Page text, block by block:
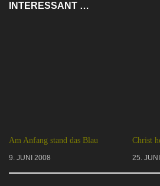
INTERESSANT …
Am Anfang stand das Blau
9. JUNI 2008
Christ
25.